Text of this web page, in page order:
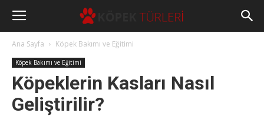
Ana Sayfa Köpek Bakımı ve Eğitimi
Köpek Bakımı ve Eğitimi
Köpeklerin Kasları Nasıl
Geliştirilir?